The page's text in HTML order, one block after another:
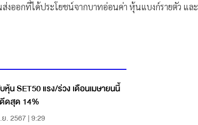
ออกที่ได้ประโยชน์จากบาทอ่อนค่า หุ้นแบงก์รายตัว และ
น SET50 แรง/ร่วง เดือนเมษายนนี้
ดสุด 14%
ย. 2567 | 9:29